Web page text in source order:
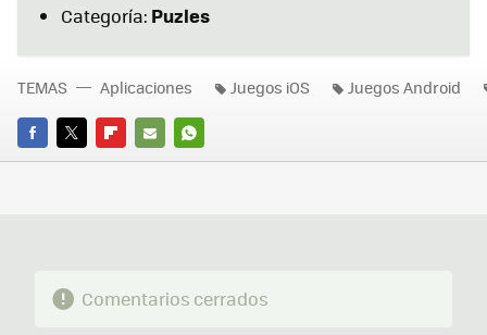
Categoría: Puzles
FACEBOOK
TWITTERFLIPBOARD
E-
WHATSAPP
TEMAS Aplicaciones Juegos iOS Juegos Android
Comentarios cerrados